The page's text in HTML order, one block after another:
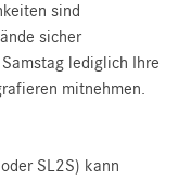
sind
sicher
lediglich Ihre
mitnehmen.
SL2S) kann